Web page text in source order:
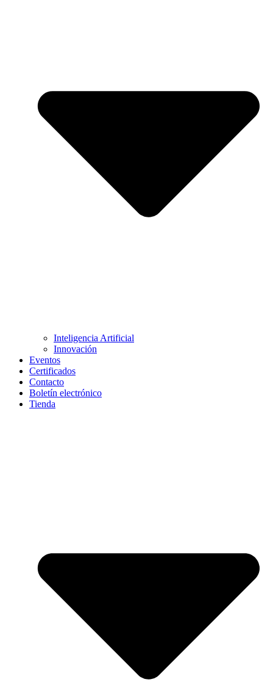
Inteligencia Artificial
Innovación
Eventos
Certificados
Contacto
Boletín electrónico
Tienda